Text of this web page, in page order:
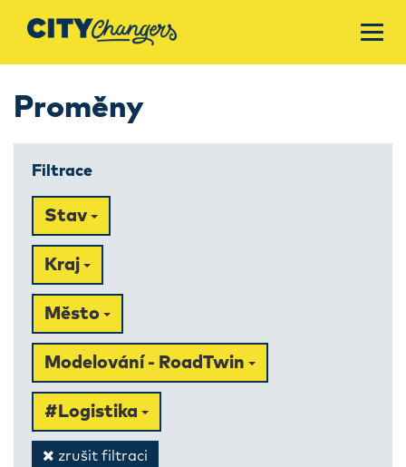
Proměny
Filtrace
Stav
Kraj
Město
Modelování - RoadTwin
#Logistika
zrušit filtraci